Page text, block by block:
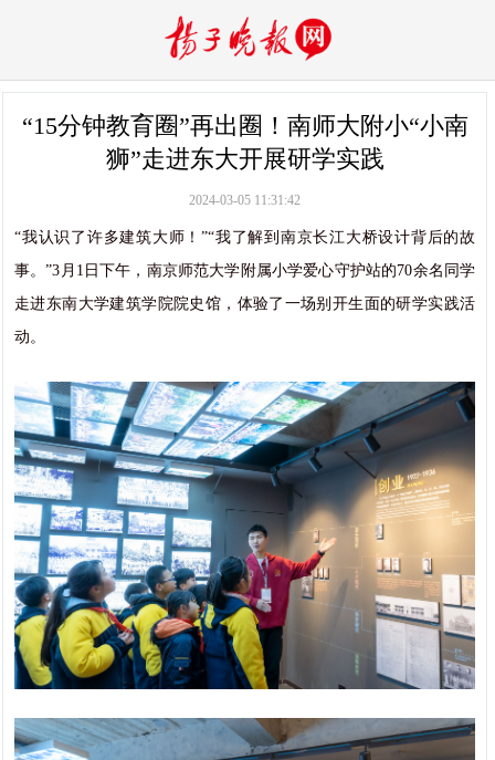
“15分钟教育圈”再出圈！南师大附小“小南
狮”走进东大开展研学实践
2024-03-05 11:31:42
“我认识了许多建筑大师！”“我了解到南京长江大桥设计背后的故
事。”3月1日下午，南京师范大学附属小学爱心守护站的70余名同学
走进东南大学建筑学院院史馆，体验了一场别开生面的研学实践活
动。